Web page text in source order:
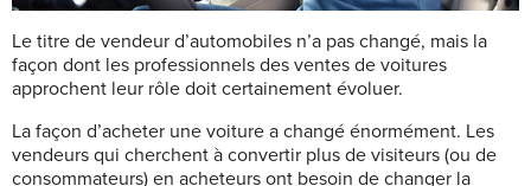
Le titre de vendeur d’automobiles n’a pas changé, mais la
façon dont les professionnels des ventes de voitures
approchent leur rôle doit certainement évoluer.
La façon d’acheter une voiture a changé énormément. Les
vendeurs qui cherchent à convertir plus de visiteurs (ou de
consommateurs) en acheteurs ont besoin de changer la